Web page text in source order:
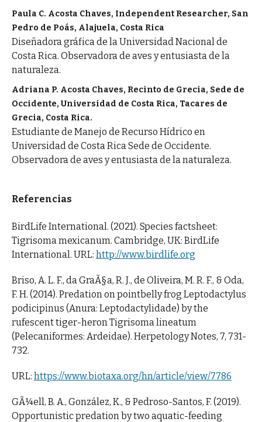
Paula C. Acosta Chaves, Independent Researcher, San
Pedro de Poás, Alajuela, Costa Rica
Diseñadora gráfica de la Universidad Nacional de
Costa Rica. Observadora de aves y entusiasta de la
naturaleza.
Adriana P. Acosta Chaves, Recinto de Grecia, Sede de
Occidente, Universidad de Costa Rica, Tacares de
Grecia, Costa Rica.
Estudiante de Manejo de Recurso Hídrico en
Universidad de Costa Rica Sede de Occidente.
Observadora de aves y entusiasta de la naturaleza.
Referencias
BirdLife International. (2021). Species factsheet:
Tigrisoma mexicanum. Cambridge, UK: BirdLife
International. URL: http://www.birdlife.org
Briso, A. L. F., da GraÃ§a, R. J., de Oliveira, M. R. F., & Oda,
F. H. (2014). Predation on pointbelly frog Leptodactylus
podicipinus (Anura: Leptodactylidade) by the
rufescent tiger-heron Tigrisoma lineatum
(Pelecaniformes: Ardeidae). Herpetology Notes, 7, 731-
732.
URL: https://www.biotaxa.org/hn/article/view/7786
GÃ¼ell, B. A., González, K., & Pedroso-Santos, F. (2019).
Opportunistic predation by two aquatic-feeding